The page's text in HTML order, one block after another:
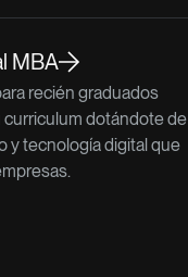
MBA
recién graduados
dotándote de
y tecnología digital que